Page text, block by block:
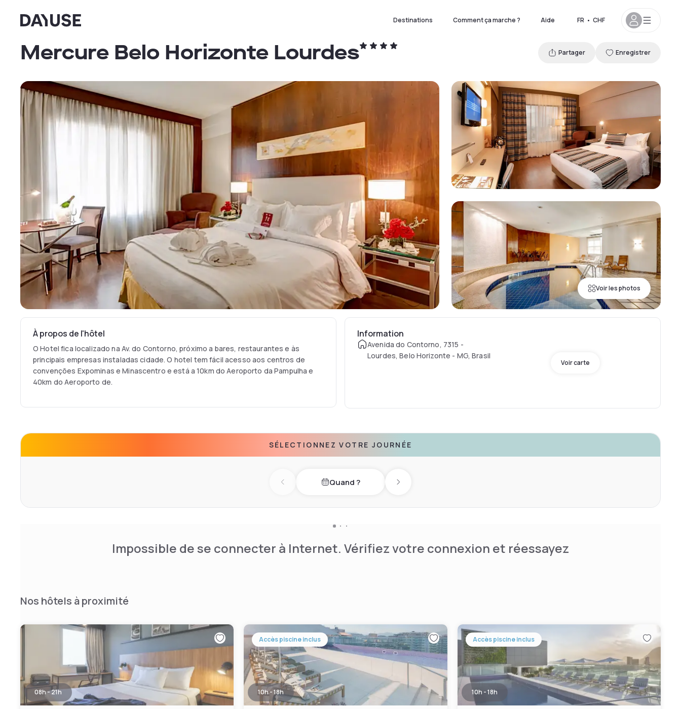
Dayuse Destinations Comment ça marche ? Aide FR • CHF
Voir les photos
Mercure Belo Horizonte Lourdes Partager Enregistrer
À propos de l'hôtel
O Hotel fica localizado na Av. do Contorno, próximo a bares, restaurantes e às
principais empresas instaladas cidade. O hotel tem fácil acesso aos centros de
convenções Expominas e Minascentro e está a 10km do Aeroporto da Pampulha e
40km do Aeroporto de.
Information
Avenida do Contorno, 7315 -
Lourdes, Belo Horizonte - MG, Brasil
Voir carte
SÉLECTIONNEZ VOTRE JOURNÉE
Previous dayQuand ? Next day
Impossible de se connecter à Internet. Vérifiez votre connexion et réessayez
Nos hôtels à proximité
08h - 21h
Accès piscine inclus
10h - 18h
Accès piscine inclus
10h - 18h